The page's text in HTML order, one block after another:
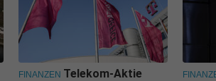
FINANZEN Telekom-Aktie